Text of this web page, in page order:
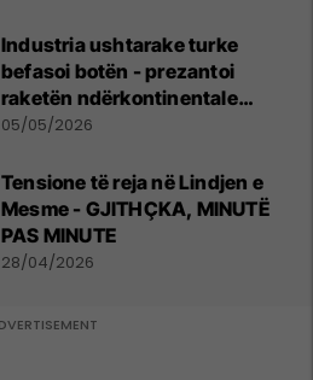
Industria ushtarake turke
befasoi botën - prezantoi
raketën ndërkontinentale
vendase
05/05/2026
Tensione të reja në Lindjen e
Mesme - GJITHÇKA, MINUTË
PAS MINUTE
28/04/2026